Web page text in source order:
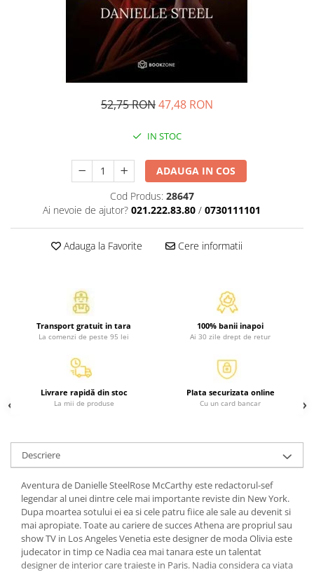
Vanzari si marketing
Atlase, dictionare si enciclopedii
Carte scolara
Dictionare de limba romana
Invatamant primar
Invatarea limbilor straine
Povesti si povestiri
Carti in limba engleza
Carti pentru copii
Atlase, dictionare si enciclopedii
Benzi desenate
Carte prescolara
Carti pentru copii
Literatura si fictiune
Dictionare si enciclopedii
Atlase, dictionare si enciclopedii
Dictionare de limba romana
Dictionare tematice
Enciclopedii
Diete si fitness
52,75 RON47,48 RON
IN STOC
ADAUGA IN COS
Cod Produs: 28647
Ai nevoie de ajutor? 021.222.83.80 / 0730111101
Adauga la Favorite Cere informatii
Transport gratuit in tara
La comenzi de peste 95 lei
100% banii inapoi
Ai 30 zile drept de retur
Livrare rapidă din stoc
La mii de produse
Plata securizata online
Cu un card bancar
Descriere
Aventura de Danielle SteelRose McCarthy este redactorul-sef
legendar al unei dintre cele mai importante reviste din New York.
Dupa moartea sotului ei ea si cele patru fiice ale sale au devenit si
mai apropiate. Toate au cariere de succes Athena are propriul sau
show TV in Los Angeles Venetia este designer de moda Olivia este
judecator in timp ce Nadia cea mai tanara este un talentat
designer de interior care traieste in Paris. Nadia considera ca viata